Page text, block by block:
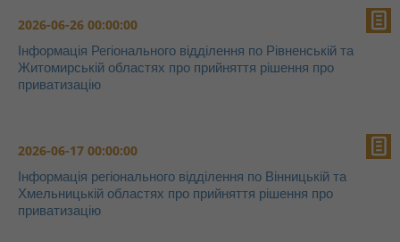
2026-06-26 00:00:00
Інформація Регіонального відділення по Рівненській та
Житомирській областях про прийняття рішення про
приватизацію
2026-06-17 00:00:00
Інформація регіонального відділення по Вінницькій та
Хмельницькій областях про прийняття рішення про
приватизацію